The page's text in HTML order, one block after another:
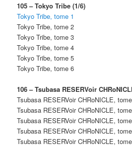
105 – Tokyo Tribe (1/6)
Tokyo Tribe, tome 1
Tokyo Tribe, tome 2
Tokyo Tribe, tome 3
Tokyo Tribe, tome 4
Tokyo Tribe, tome 5
Tokyo Tribe, tome 6
106 – Tsubasa RESERVoir
Tsubasa RESERVoir CHRoNICLE,
Tsubasa RESERVoir CHRoNICLE,
Tsubasa RESERVoir CHRoNICLE,
Tsubasa RESERVoir CHRoNICLE,
Tsubasa RESERVoir CHRoNICLE,